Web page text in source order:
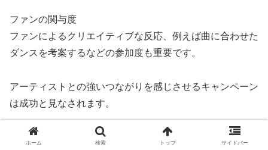
ファンの関与度
ファンによるクリエイティブな反応、例えば曲に合わせた
ダンスを考案するなどの参加度も重要です。
アーティストとの強いつながりを感じさせるキャンペーン
は成功と見なされます。
地理的拡散
ホーム 検索 トップ サイドバー